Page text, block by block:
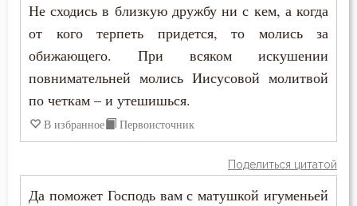
Ближний
Блуд
Богатство
Богоугождение
Борьба
Исаак Сирин Ниневийский
Исидор Пелусиот
Макарий Оптинский (Иванов)
Максим Исповедник
Моисей Оптинский (Путилов)
Не сходись в близкую дружбу ни с кем, а когда
от кого терпеть придется, то молись за
обижающего. При всяком искушении
повнимательней молись Иисусовой молитвой
по четкам – и утешишься.
В избранное Первоисточник
Поделиться цитатой
Да поможет Господь вам с матушкой игуменьей